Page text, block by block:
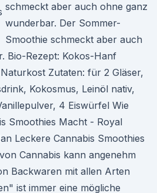
schmeckt aber auch ohne ganz
wunderbar. Der Sommer-
Smoothie schmeckt aber auch
Bio-Rezept: Kokos-Hanf
Zutaten: für 2 Gläser,
Kokosmus, Leinöl nativ,
4 Eiswürfel Wie
Smoothies Macht - Royal
Leckere Cannabis Smoothies
Cannabis kann angenehm
Backwaren mit allen Arten
ist immer eine mögliche